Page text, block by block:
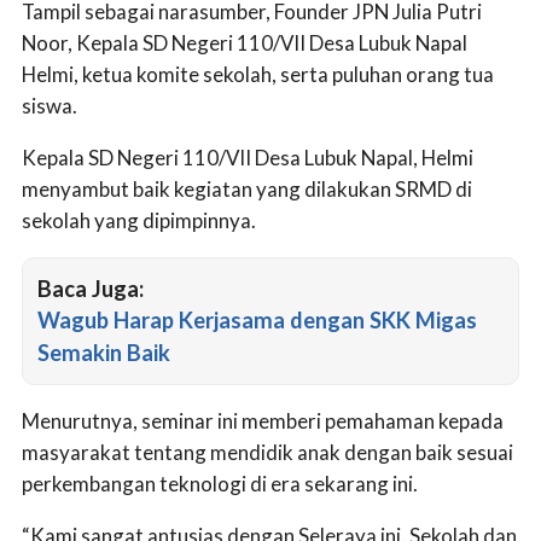
Tampil sebagai narasumber, Founder JPN Julia Putri
Noor, Kepala SD Negeri 110/VII Desa Lubuk Napal
Helmi, ketua komite sekolah, serta puluhan orang tua
siswa.
Kepala SD Negeri 110/VII Desa Lubuk Napal, Helmi
menyambut baik kegiatan yang dilakukan SRMD di
sekolah yang dipimpinnya.
Baca Juga:
Wagub Harap Kerjasama dengan SKK Migas
Semakin Baik
Menurutnya, seminar ini memberi pemahaman kepada
masyarakat tentang mendidik anak dengan baik sesuai
perkembangan teknologi di era sekarang ini.
“Kami sangat antusias dengan Seleraya ini. Sekolah dan